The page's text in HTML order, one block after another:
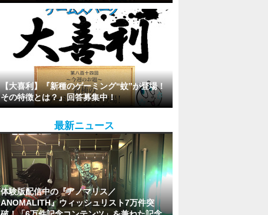
【大喜利】『新種のゲーミング“蚊”が登場！
その特徴とは？』回答募集中！
最新ニュース
体験版配信中の『アノマリス／
ANOMALITH』ウィッシュリスト7万件突